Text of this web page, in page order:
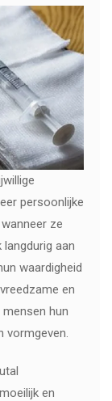
persoonlijke
ze
aan
waardigheid
en
hun
en